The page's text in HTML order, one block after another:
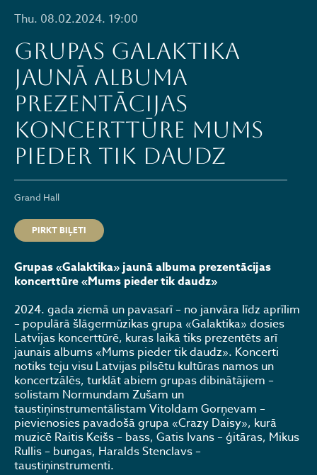
Thu. 08.02.2024. 19:00
Grupas GALAKTIKA
jaunā albuma
prezentācijas
koncerttūre MUMS
PIEDER TIK DAUDZ
Grand Hall
PIRKT BIĻETI
Grupas «Galaktika» jaunā albuma prezentācijas
koncerttūre «Mums pieder tik daudz»
2024. gada ziemā un pavasarī – no janvāra līdz aprīlim
– populārā šlāgermūzikas grupa «Galaktika» dosies
Latvijas koncerttūrē, kuras laikā tiks prezentēts arī
jaunais albums «Mums pieder tik daudz». Koncerti
notiks teju visu Latvijas pilsētu kultūras namos un
koncertzālēs, turklāt abiem grupas dibinātājiem –
solistam Normundam Zušam un
taustiņinstrumentālistam Vitoldam Gorņevam –
pievienosies pavadošā grupa «Crazy Daisy», kurā
muzicē Raitis Keišs – bass, Gatis Ivans – ģitāras, Mikus
Rullis – bungas, Haralds Stenclavs –
taustiņinstrumenti.